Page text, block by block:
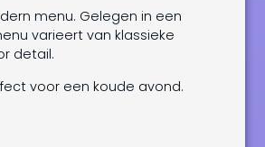
menu. Gelegen in een
varieert van klassieke
detail.
voor een koude avond.